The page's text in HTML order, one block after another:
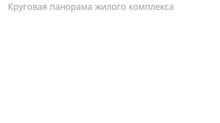
Круговая панорама жилого комплекса